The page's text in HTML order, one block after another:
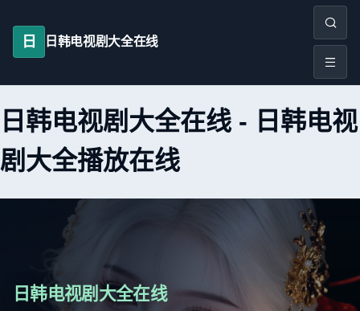
日 日韩电视剧大全在线
日韩电视剧大全在线- 日韩电视
剧大全播放在线
日韩电视剧大全在线